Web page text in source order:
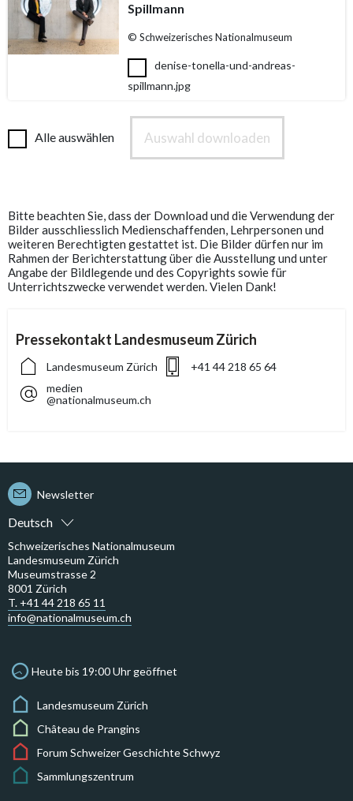
Spillmann
© Schweizerisches Nationalmuseum
denise-tonella-und-andreas-
spillmann.jpg
Alle auswählen Auswahl downloaden
Bitte beachten Sie, dass der Download und die Verwendung der
Bilder ausschliesslich Medienschaffenden, Lehrpersonen und
weiteren Berechtigten gestattet ist. Die Bilder dürfen nur im
Rahmen der Berichterstattung über die Ausstellung und unter
Angabe der Bildlegende und des Copyrights sowie für
Unterrichtszwecke verwendet werden. Vielen Dank!
Pressekontakt Landesmuseum Zürich
Landesmuseum Zürich
+41 44 218 65 64
medien
@nationalmuseum.ch
Deutsch
Newsletter
Schweizerisches Nationalmuseum
Landesmuseum Zürich
Museumstrasse 2
8001 Zürich
T. +41 44 218 65 11
info@nationalmuseum.ch
Heute bis 19:00 Uhr geöffnet
Landesmuseum Zürich
Château de Prangins
Forum Schweizer Geschichte Schwyz
Sammlungszentrum